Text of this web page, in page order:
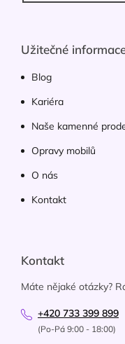
Užitečné
Blog
Kariéra
Naše kamenné
Opravy mobilů
O nás
Kontakt
Kontakt
Máte nějaké otázky?
+420 733 399 899
(Po-Pá 9:00 - 18:00)